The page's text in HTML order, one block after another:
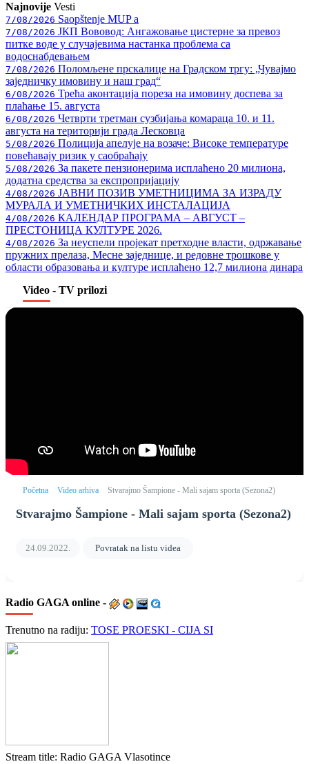
Najnovije Vesti
7/08/2026 Saopštenje MUP a
7/08/2026 ЈКП Вововод: Ангажовање цистерне за превоз
питке воде у случајевима настанка проблема са
водоснабдевањем
7/08/2026 Поломљене прскалице на Градском тргу: „Чувајмо
заједничку имовину и наш град“
6/08/2026 Трећа аконтација пореза на имовину доспева за
плаћање 15. августа
6/08/2026 Четврти третман сузбијања комараца 10. и 11.
августа на територији града Лесковца
5/08/2026 Полиција апелује на возаче: Високе температуре
повећавају ризик у саобраћају
5/08/2026 За пакете пензионерима исплаћено 20 милиона,
додатна средства за експропријацију
4/08/2026 ЈАВНИ ПОЗИВ УМЕТНИЦИМА ЗА ИЗРАДУ
МУРАЛА И УМЕТНИЧКИХ ИНСТАЛАЦИЈА
4/08/2026 КАЛЕНДАР ПРОГРАМА – АВГУСТ –
ПРЕСТОНИЦА КУЛТУРЕ 2026.
4/08/2026 За неуспели пројекат претходне власти, одржавање
пружних прелаза, Месне заједнице, и редовне трошкове у
области образовања и културе исплаћено 12,7 милиона динара
Video - TV prilozi
Početna Video arhiva Stvarajmo Šampione - Mali sajam sporta (Sezona2)
Stvarajmo Šampione - Mali sajam sporta (Sezona2)
24.09.2022. Povratak na listu videa
Radio GAGA online -
Trenutno na radiju: TOSE PROESKI - CIJA SI
Stream title: Radio GAGA Vlasotince